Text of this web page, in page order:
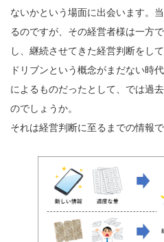
ないかという場面に出会います。
るのですが、その経営者様は一方
し、継続させてきた経営判断をし
ドリブンという概念がまだない時
によるものだったとして、では過
のでしょうか。
それは経営判断に至るまでの情報で